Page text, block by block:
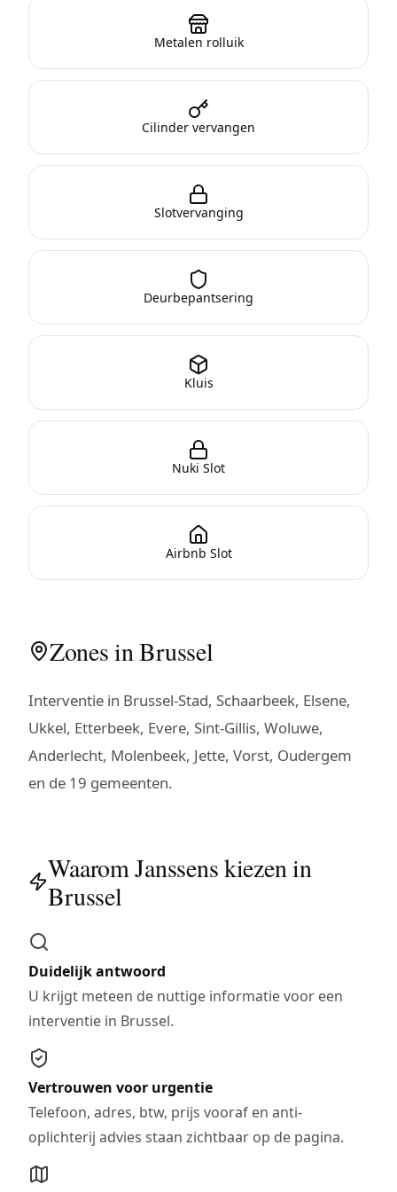
Metalen rolluik
Cilinder vervangen
Slotvervanging
Deurbepantsering
Kluis
Nuki Slot
Airbnb Slot
Zones in Brussel
Interventie in Brussel-Stad, Schaarbeek, Elsene,
Ukkel, Etterbeek, Evere, Sint-Gillis, Woluwe,
Anderlecht, Molenbeek, Jette, Vorst, Oudergem
en de 19 gemeenten.
Waarom Janssens kiezen in
Brussel
Duidelijk antwoord
U krijgt meteen de nuttige informatie voor een
interventie in Brussel.
Vertrouwen voor urgentie
Telefoon, adres, btw, prijs vooraf en anti-
oplichterij advies staan zichtbaar op de pagina.